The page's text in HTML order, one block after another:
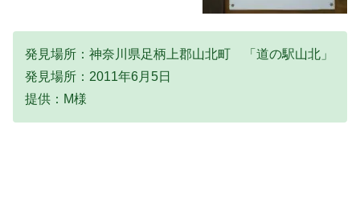
発見場所：神奈川県足柄上郡山北町 「道の駅山北」
発見場所：2011年6月5日
提供：M様